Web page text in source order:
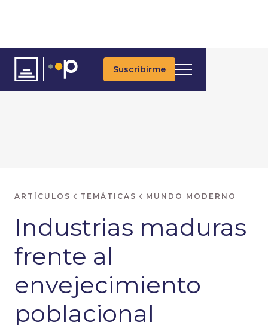
Suscribirme
ARTÍCULOS TEMÁTICAS MUNDO MODERNO
Industrias maduras
frente al
envejecimiento
poblacional